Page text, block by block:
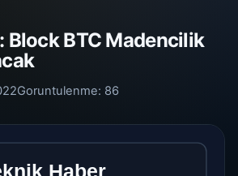
Block BTC Madencilik
Goruntulenme: 86